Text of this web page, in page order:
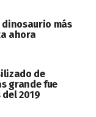
dinosaurio más
ahora
de
grande fue
2019